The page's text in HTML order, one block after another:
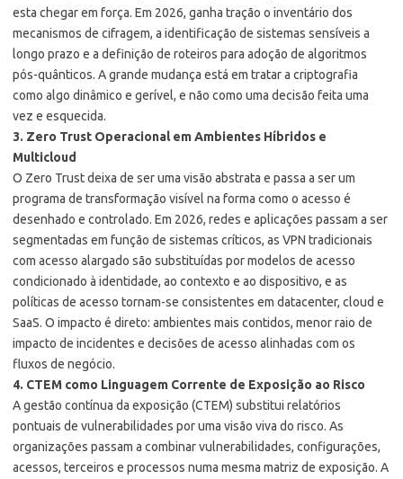
esta chegar em força. Em 2026, ganha tração o inventário dos
mecanismos de cifragem, a identificação de sistemas sensíveis a
longo prazo e a definição de roteiros para adoção de algoritmos
pós-quânticos. A grande mudança está em tratar a criptografia
como algo dinâmico e gerível, e não como uma decisão feita uma
vez e esquecida.
3. Zero Trust Operacional em Ambientes Híbridos e
Multicloud
O Zero Trust deixa de ser uma visão abstrata e passa a ser um
programa de transformação visível na forma como o acesso é
desenhado e controlado. Em 2026, redes e aplicações passam a ser
segmentadas em função de sistemas críticos, as VPN tradicionais
com acesso alargado são substituídas por modelos de acesso
condicionado à identidade, ao contexto e ao dispositivo, e as
políticas de acesso tornam-se consistentes em datacenter, cloud e
SaaS. O impacto é direto: ambientes mais contidos, menor raio de
impacto de incidentes e decisões de acesso alinhadas com os
fluxos de negócio.
4. CTEM como Linguagem Corrente de Exposição ao Risco
A gestão contínua da exposição (CTEM) substitui relatórios
pontuais de vulnerabilidades por uma visão viva do risco. As
organizações passam a combinar vulnerabilidades, configurações,
acessos, terceiros e processos numa mesma matriz de exposição. A